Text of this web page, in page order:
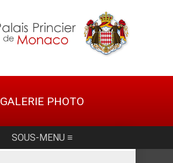
GALERIE PHOTO
SOUS-MENU ≡